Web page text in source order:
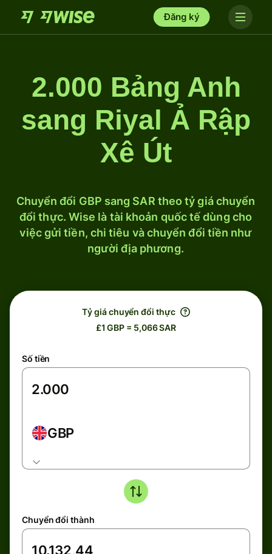
Đăng ký
2.000 Bảng Anh
sang Riyal Ả Rập
Xê Út
Chuyển đổi GBP sang SAR theo tỷ giá chuyển
đổi thực. Wise là tài khoản quốc tế dùng cho
việc gửi tiền, chi tiêu và chuyển đổi tiền như
người địa phương.
Tỷ giá chuyển đổi thực
£1 GBP = 5,066 SAR
Số tiền
GBP
Chuyển đổi thành